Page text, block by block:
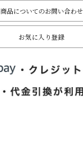
お気に入り登録
商品についてのお問い合わせ